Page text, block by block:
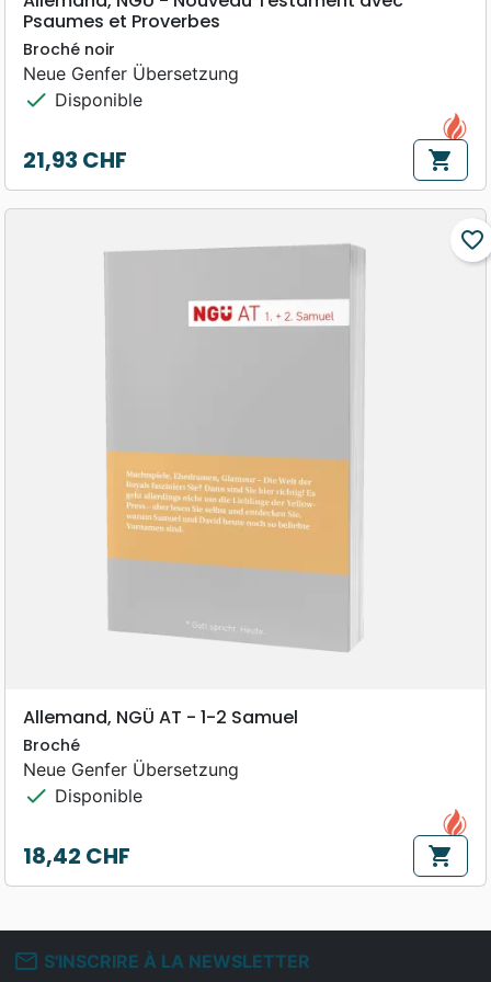
Psaumes et Proverbes
Broché noir
Neue Genfer Übersetzung
check Disponible
Prix
21,93 CHF shopping_cart
favorite_border
Allemand, NGÜ AT - 1-2 Samuel
Broché
Neue Genfer Übersetzung
check Disponible
Prix
18,42 CHF shopping_cart
mail_outline S'INSCRIRE À LA NEWSLETTER